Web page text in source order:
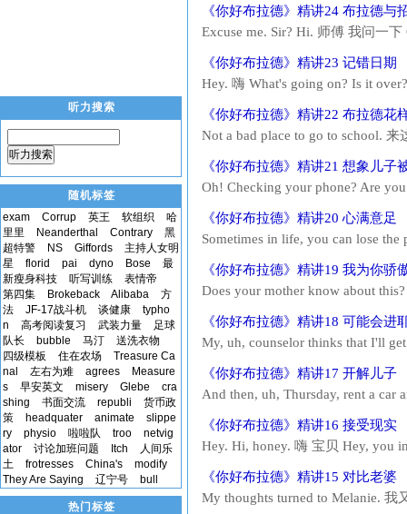
《你好布拉德》精讲24 布拉德与
Excuse me. Sir? Hi. 师傅 我问一
sense of my son....
《你好布拉德》精讲23 记错日期
Hey. 嗨 What's going on? Is it
you mea...
《你好布拉德》精讲22 布拉德花
Not a bad place to go to school.
在里面面...
《你好布拉德》精讲21 想象儿子
Oh! Checking your phone? Are
一边去 Plea...
《你好布拉德》精讲20 心满意足
Sometimes in life, you can lose
前17年我所做的...
《你好布拉德》精讲19 我为你骄
Does your mother know about
coming here. 什么 你不是知...
《你好布拉德》精讲18 可能会进
My, uh, counselor thinks that I'll
and scores and...
《你好布拉德》精讲17 开解儿子
And then, uh, Thursday, rent a
put too m...
《你好布拉德》精讲16 接受现实
Hey. Hi, honey. 嗨 宝贝 Hey, you
挺好的 Yeah. He's...
《你好布拉德》精讲15 对比老婆
My thoughts turned to Melanie.
听力搜索
听力搜索
随机标签
exam
Corrup 英王 软组织
哈
里里
Neanderthal Contrary
黑
超特警
NS Giffords
主持人女明
星
florid pai dyno Bose
最
新瘦身科技
听写训练
表情帝
第四集
Brokeback Alibaba
方
法
JF-17战斗机 谈健康
typho
n
高考阅读复习 武装力量
足球
队长
bubble 马汀
送洗衣物
四级模板
住在农场
Treasure Ca
nal
左右为难 agrees
Measure
s
早安英文 misery Glebe
cra
shing
书面交流 republi
货币政
策
headquater animate
slippe
ry
physio 啦啦队 troo
netvig
ator
讨论加班问题 Itch
人间乐
土
frotresses China's
modify
They Are Saying
辽宁号 bull
热门标签